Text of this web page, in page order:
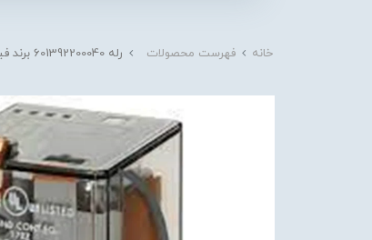
خانه فهرست محصولات رله 601392200040 برند فیندر